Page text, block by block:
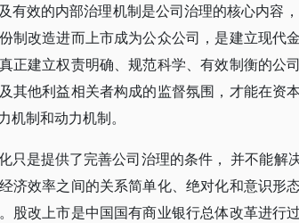
有效的内部治理机制是公司治理的核心内容
制改造进而上市成为公众公司，是建立现代
正建立权责明确、规范科学、有效制衡的公
其他利益相关者构成的监督氛围，才能在资
机制和动力机制。
只是提供了完善公司治理的条件， 并不能解
济效率之间的关系简单化、绝对化和意识形
股改上市是中国国有商业银行总体改革进行